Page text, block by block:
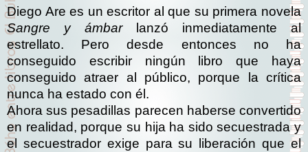
Diego Are es un escritor al que su primera novela
Sangre y ámbarlanzó inmediatamente al
estrellato. Pero desde entonces no ha
conseguido escribir ningún libro que haya
conseguido atraer al público, porque la crítica
nunca ha estado con él.
Ahora sus pesadillas parecen haberse convertido
en realidad, porque su hija ha sido secuestrada y
el secuestrador exige para su liberación que el